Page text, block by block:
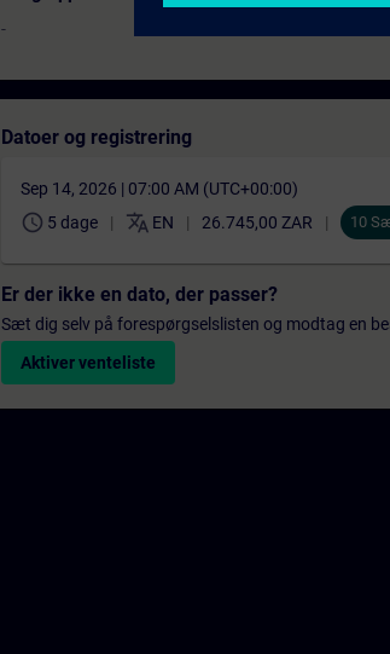
-
Datoer og registrering
Sep 14, 2026 | 07:00 AM (UTC+00:00)
schedule 5 dage translate EN 26.745,00 ZAR 10
Er der ikke en dato, der passer?
Sæt dig selv på forespørgselslisten og modtag en
Aktiver venteliste